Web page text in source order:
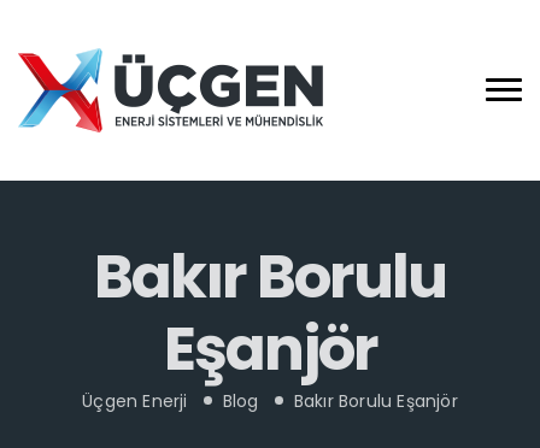
Bakır Borulu
Eşanjör
Üçgen Enerji Blog Bakır Borulu Eşanjör